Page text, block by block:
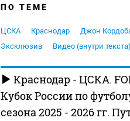
ПО ТЕМЕ
ЦСКА Краснодар Джон
Эксклюзив
Видео (внутри текста)
Краснодар - ЦСКА.
Кубок России по
сезона 2025 - 2026 гг.